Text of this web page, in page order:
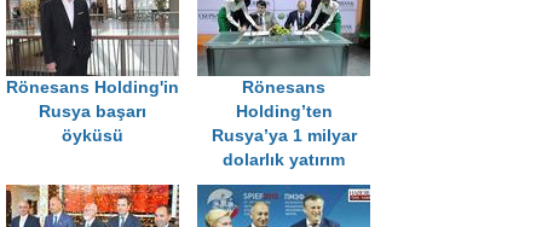
Rönesans Holding'in
Rusya başarı
öyküsü
Rönesans
Holding’ten
Rusya’ya 1 milyar
dolarlık yatırım